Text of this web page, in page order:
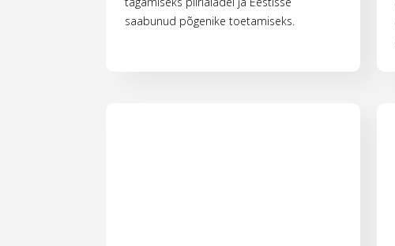
saabunud põgenike toetamiseks.